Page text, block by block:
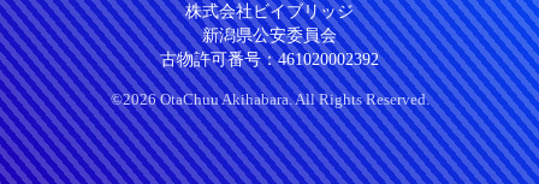
株式会社ビイブリッジ
新潟県公安委員会
古物許可番号：461020002392
©2026 OtaChuu Akihabara. All Rights Reserved.